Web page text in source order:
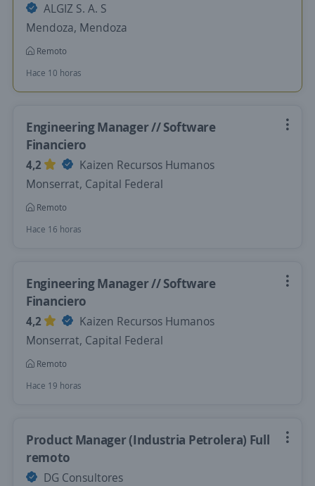
ALGIZ S. A. S
Mendoza, Mendoza
Remoto
Hace 10 horas
Engineering Manager // Software
Financiero
4,2
Kaizen Recursos Humanos
Monserrat, Capital Federal
Remoto
Hace 16 horas
Engineering Manager // Software
Financiero
4,2
Kaizen Recursos Humanos
Monserrat, Capital Federal
Remoto
Hace 19 horas
Product Manager (Industria Petrolera) Full
remoto
DG Consultores